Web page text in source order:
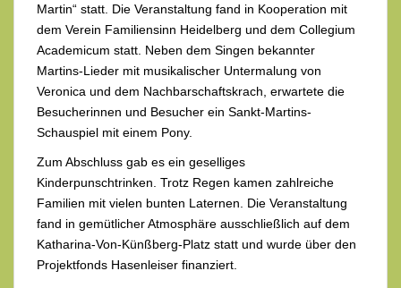
Martin“ statt. Die Veranstaltung fand in Kooperation mit
dem Verein Familiensinn Heidelberg und dem Collegium
Academicum statt. Neben dem Singen bekannter
Martins-Lieder mit musikalischer Untermalung von
Veronica und dem Nachbarschaftskrach, erwartete die
Besucherinnen und Besucher ein Sankt-Martins-
Schauspiel mit einem Pony.
Zum Abschluss gab es ein geselliges
Kinderpunschtrinken. Trotz Regen kamen zahlreiche
Familien mit vielen bunten Laternen. Die Veranstaltung
fand in gemütlicher Atmosphäre ausschließlich auf dem
Katharina-Von-Künßberg-Platz statt und wurde über den
Projektfonds Hasenleiser finanziert.